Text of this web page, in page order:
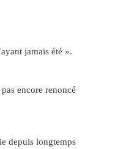
jamais été ».
encore renoncé
depuis longtemps